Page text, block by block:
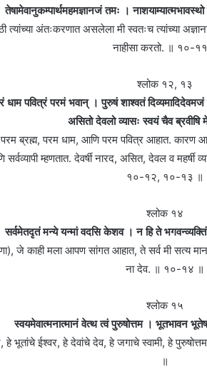
तेषामेवानुकम्पार्थमहमज्ञानजं तमः ।
त्यांच्या अंतःकरणात असलेला मी स्वतःच त्यांच्या
नाहीसा करतो. ॥ १०-
श्लोक १२, १३
धाम पवित्रं परमं भवान्‌ । पुरुषं शाश्वतं
असितो देवलो व्यासः स्वयं चैव
ब्रह्म, परम धाम, आणि परम पवित्र आहात. कारण
म्हणतात. देवर्षी नारद, असित, देवल व
१०-१२, १०-१३ ॥
श्लोक १४
सर्वमेतदृतं मन्ये यन्मां वदसि केशव । न हि ते
जे काही मला आपण सांगत आहात, ते सर्व मी सत्य
ना देव. ॥ १०-१४ ॥
श्लोक १५
स्वयमेवात्मनात्मानं वेत्थ त्वं पुरुषोत्तम । भूतभावन
हे भूतांचे ईश्वर, हे देवांचे देव, हे जगाचे स्वामी, हे
॥